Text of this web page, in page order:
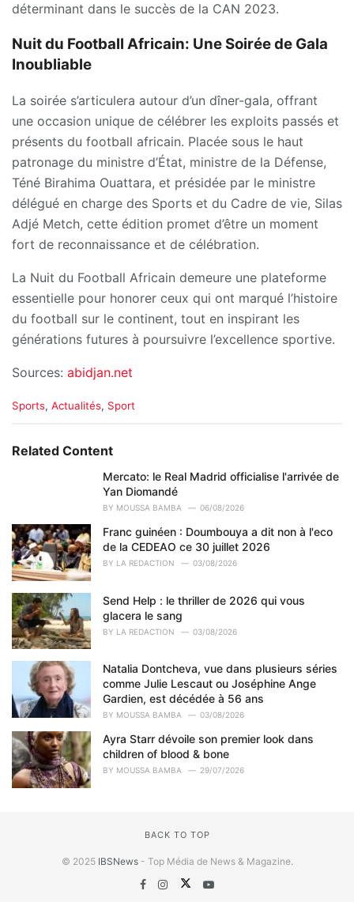
déterminant dans le succès de la CAN 2023.
Nuit du Football Africain: Une Soirée de Gala
Inoubliable
La soirée s’articulera autour d’un dîner-gala, offrant
une occasion unique de célébrer les exploits passés et
présents du football africain. Placée sous le haut
patronage du ministre d’État, ministre de la Défense,
Téné Birahima Ouattara, et présidée par le ministre
délégué en charge des Sports et du Cadre de vie, Silas
Adjé Metch, cette édition promet d’être un moment
fort de reconnaissance et de célébration.
La Nuit du Football Africain demeure une plateforme
essentielle pour honorer ceux qui ont marqué l’histoire
du football sur le continent, tout en inspirant les
générations futures à poursuivre l’excellence sportive.
Sources: abidjan.net
C
e
s
:
Sports, Actualités, Sport
Related Content
Mercato: le Real Madrid officialise l'arrivée de
Yan Diomandé
BY MOUSSA BAMBA 06/08/2026
Franc guinéen : Doumbouya a dit non à l'eco
de la CEDEAO ce 30 juillet 2026
BY LA REDACTION 03/08/2026
Send Help : le thriller de 2026 qui vous
glacera le sang
BY LA REDACTION 03/08/2026
Natalia Dontcheva, vue dans plusieurs séries
comme Julie Lescaut ou Joséphine Ange
Gardien, est décédée à 56 ans
BY MOUSSA BAMBA 03/08/2026
Ayra Starr dévoile son premier look dans
children of blood & bone
BY MOUSSA BAMBA 29/07/2026
BACK TO TOP
© 2025 IBSNews- Top Média de News & Magazine.